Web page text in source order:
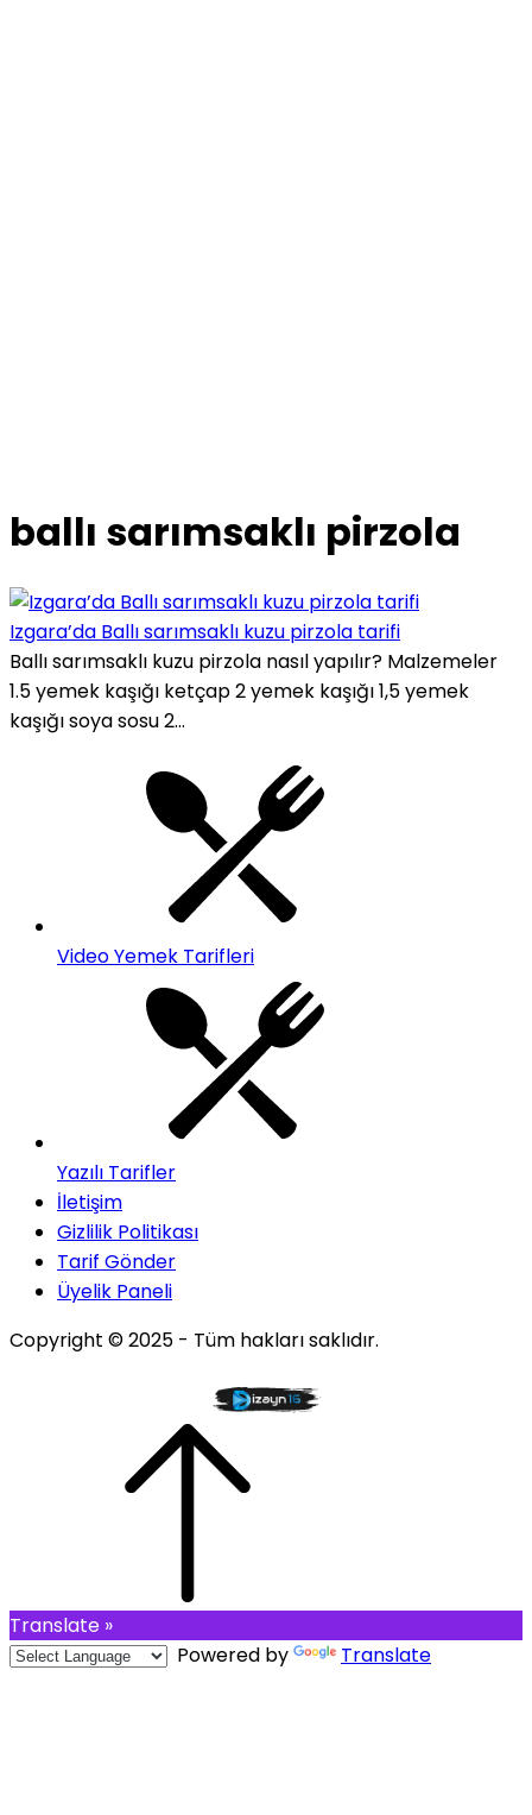
ballı sarımsaklı pirzola
Izgara’da Ballı sarımsaklı kuzu pirzola tarifi
Ballı sarımsaklı kuzu pirzola nasıl yapılır? Malzemeler
1.5 yemek kaşığı ketçap 2 yemek kaşığı 1,5 yemek
kaşığı soya sosu 2...
Video Yemek Tarifleri
Yazılı Tarifler
İletişim
Gizlilik Politikası
Tarif Gönder
Üyelik Paneli
Copyright © 2025 - Tüm hakları saklıdır.
Translate »
Powered by
Translate